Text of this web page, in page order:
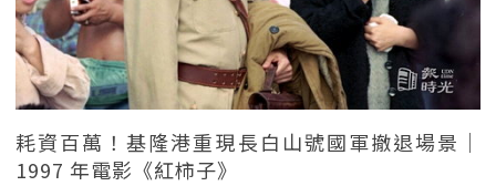
耗資百萬！基隆港重現長白山號國軍撤退場景｜
1997 年電影《紅柿子》